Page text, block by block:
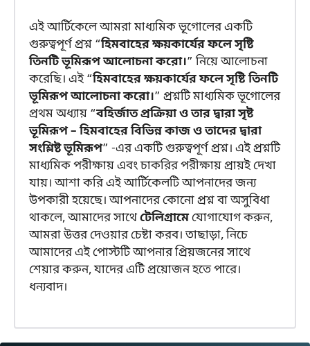
এই আর্টিকেলে আমরা মাধ্যমিক ভূগোলের একটি
গুরুত্বপূর্ণ প্রশ্ন “হিমবাহের ক্ষয়কার্যের ফলে সৃষ্টি
তিনটি ভূমিরূপ আলোচনা করো।” নিয়ে আলোচনা
করেছি। এই “হিমবাহের ক্ষয়কার্যের ফলে সৃষ্টি তিনটি
ভূমিরূপ আলোচনা করো।” প্রশ্নটি মাধ্যমিক ভূগোলের
প্রথম অধ্যায় “বহির্জাত প্রক্রিয়া ও তার দ্বারা সৃষ্ট
ভূমিরূপ – হিমবাহের বিভিন্ন কাজ ও তাদের দ্বারা
সংশ্লিষ্ট ভূমিরূপ” -এর একটি গুরুত্বপূর্ণ প্রশ্ন। এই প্রশ্নটি
মাধ্যমিক পরীক্ষায় এবং চাকরির পরীক্ষায় প্রায়ই দেখা
যায়। আশা করি এই আর্টিকেলটি আপনাদের জন্য
উপকারী হয়েছে। আপনাদের কোনো প্রশ্ন বা অসুবিধা
থাকলে, আমাদের সাথেটেলিগ্রামেযোগাযোগ করুন,
আমরা উত্তর দেওয়ার চেষ্টা করব। তাছাড়া, নিচে
আমাদের এই পোস্টটি আপনার প্রিয়জনের সাথে
শেয়ার করুন, যাদের এটি প্রয়োজন হতে পারে।
ধন্যবাদ।